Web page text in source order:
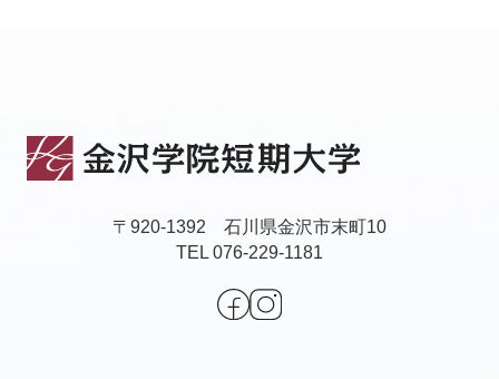
〒920-1392 石川県金沢市末町10
TEL 076-229-1181